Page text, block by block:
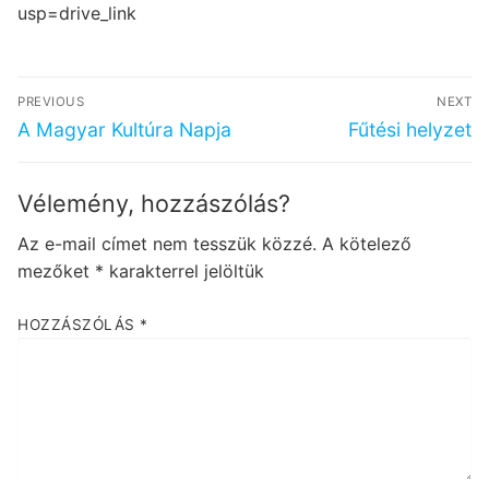
usp=drive_link
Bejegyzés
navigáció
PREVIOUS
Previous
A Magyar Kultúra Napja
NEXT
Next
Fűtési helyzet
Vélemény, hozzászólás?
Az e-mail címet nem tesszük közzé. A kötelező
mezőket * karakterrel jelöltük
HOZZÁSZÓLÁS *